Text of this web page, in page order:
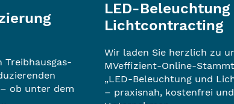
Treibhausgas-
ob unter dem
LED-Beleuchtung
Lichtcontracting
Wir laden Sie herzlich zu
MVeffizient-Online-
„LED-Beleuchtung und
– praxisnah, kostenfrei